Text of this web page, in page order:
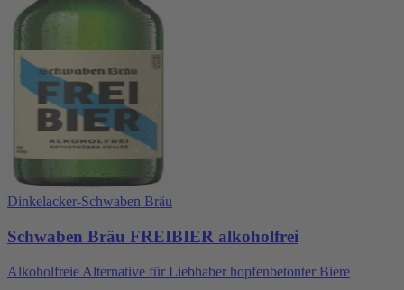
Dinkelacker-Schwaben Bräu
Schwaben Bräu FREIBIER alkoholfrei
Alkoholfreie Alternative für Liebhaber hopfenbetonter Biere